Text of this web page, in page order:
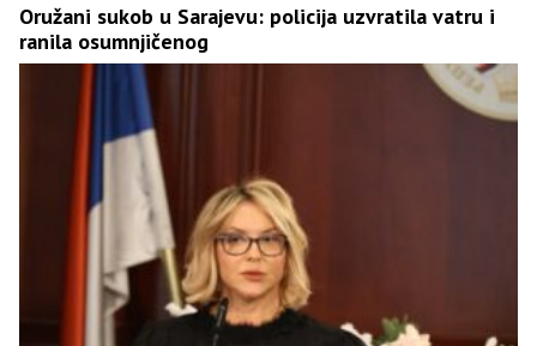
Oružani sukob u Sarajevu: policija uzvratila vatru i
ranila osumnjičenog